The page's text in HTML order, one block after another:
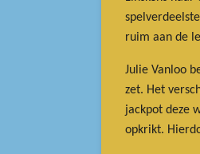
ruim aan de
Julie Vanloo
zet. Het
jackpot deze
opkrikt.